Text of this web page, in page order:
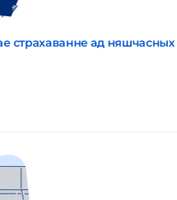
страхаванне ад няшчасных